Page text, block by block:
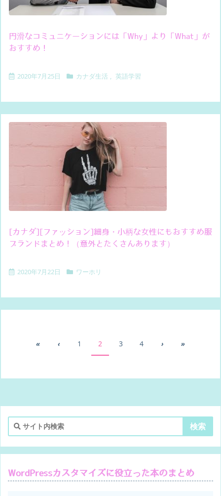
円滑なコミュニケーションには「Why」より「What」が
おすすめ！
2020年7月25日 カナダ生活 , 英語学習
[カナダ][ファッション]細身・小柄な女性にもおすすめ服
ブランドまとめ！（意外とたくさんあります）
2020年7月22日 ワーホリ
« ‹ 1 2 3 4 › »
WordPressカスタマイズに役立った本のまとめ